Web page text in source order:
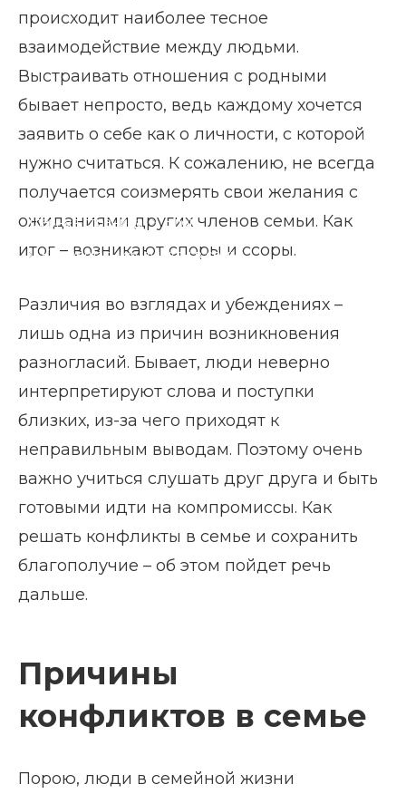
Главная страница
Блог
Как решать конфликты в семье
происходит наиболее тесное
взаимодействие между людьми.
Выстраивать отношения с родными
бывает непросто, ведь каждому хочется
заявить о себе как о личности, с которой
нужно считаться. К сожалению, не всегда
получается соизмерять свои желания с
ожиданиями других членов семьи. Как
итог – возникают споры и ссоры.
Различия во взглядах и убеждениях –
лишь одна из причин возникновения
разногласий. Бывает, люди неверно
интерпретируют слова и поступки
близких, из-за чего приходят к
неправильным выводам. Поэтому очень
важно учиться слушать друг друга и быть
готовыми идти на компромиссы. Как
решать конфликты в семье и сохранить
благополучие – об этом пойдет речь
дальше.
Причины
конфликтов в семье
Порою, люди в семейной жизни